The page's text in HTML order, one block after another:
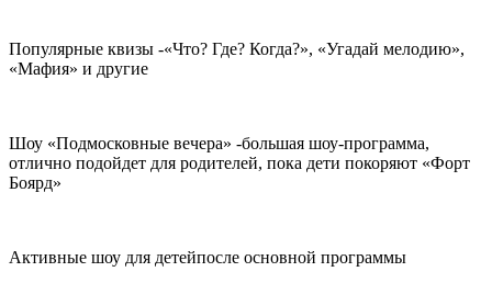
Популярные квизы -«Что? Где? Когда?», «Угадай мелодию»,
«Мафия» и другие
Шоу «Подмосковные вечера» -большая шоу-программа,
отлично подойдет для родителей, пока дети покоряют «Форт
Боярд»
Активные шоу для детейпосле основной программы